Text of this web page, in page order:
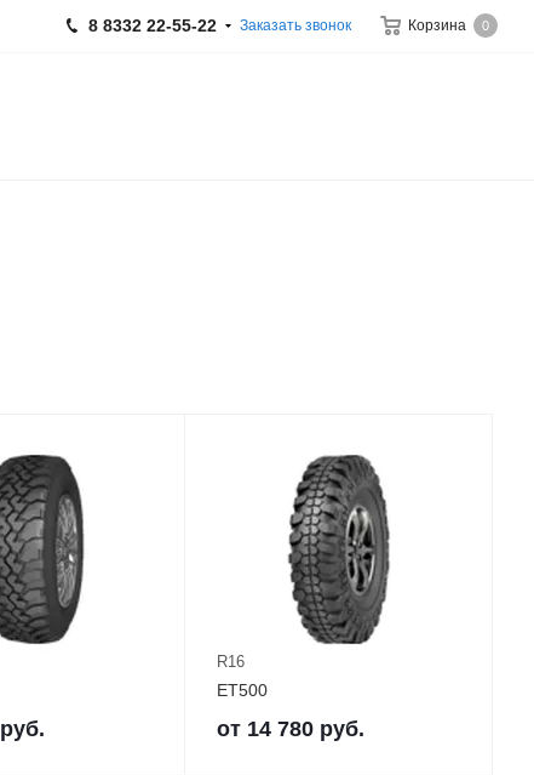
Корзина 0
8 8332 22-55-22 Заказать звонок
руб.
R16
ET500
от 14 780 руб.